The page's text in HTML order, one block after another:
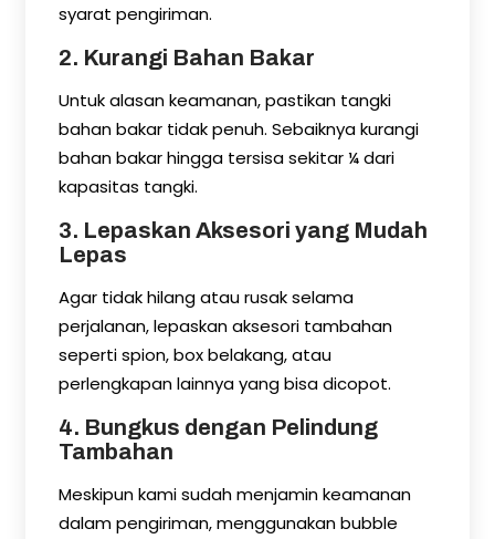
syarat pengiriman.
2. Kurangi Bahan Bakar
Untuk alasan keamanan, pastikan tangki
bahan bakar tidak penuh. Sebaiknya kurangi
bahan bakar hingga tersisa sekitar ¼ dari
kapasitas tangki.
3. Lepaskan Aksesori yang Mudah
Lepas
Agar tidak hilang atau rusak selama
perjalanan, lepaskan aksesori tambahan
seperti spion, box belakang, atau
perlengkapan lainnya yang bisa dicopot.
4. Bungkus dengan Pelindung
Tambahan
Meskipun kami sudah menjamin keamanan
dalam pengiriman, menggunakan bubble